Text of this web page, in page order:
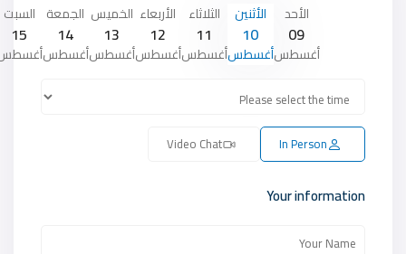
الأحد
09
أغسطس
الأثنين
10
أغسطس
الثلاثاء
11
أغسطس
الأربعاء
12
أغسطس
الخميس
13
أغسطس
الجمعة
14
أغسطس
السبت
15
In Person
Video Chat
Your information